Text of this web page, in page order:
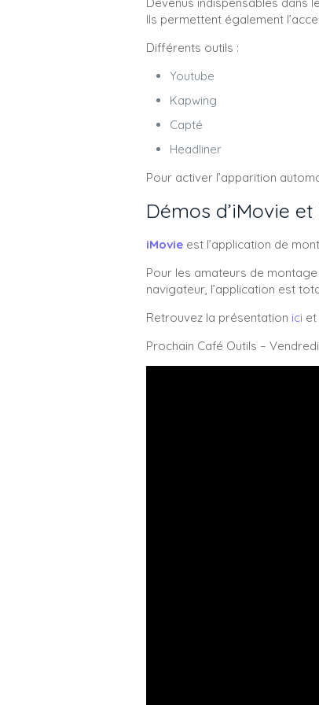
Ils permettent également
Différents outils :
Youtube
Kapwing
Capté
Headliner
Pour activer l’apparition
Démos d’iMovie
iMovie est l’application de
Pour les amateurs de
navigateur, l’application est
Retrouvez la présentation ici et
Prochain Café Outils –